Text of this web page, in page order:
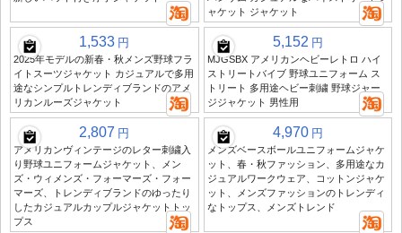
ャケット ジャケット
1,533 円
2025年モデルの新春・秋メンズ野球フラ
イトスーツジャケット カジュアルで多用
途なシンプルトレンディブランドのアメ
リカンルーズジャケット
5,152 円
MJGSBX アメリカンヘビーレトロ ハイ
ストリートバイブ 野球ユニフォーム ス
トリート 多用途ヘビー刺繍 野球ジャー
ジジャケット 男性用
2,807 円
アメリカンヴィンテージのレター刺繍入
り野球ユニフォームジャケット、メン
ズ・ウィメンズ・フォーマーズ・フォー
マーズ、トレンディブランドのゆったり
したカジュアルカップルジャケットトッ
プス
4,970 円
メンズベースボールユニフォームジャケ
ット、春・秋ファッション、多用途なカ
ジュアルワークウェア、コットンジャケ
ット、メンズファッションのトレンディ
なトップス、メンズトレンド